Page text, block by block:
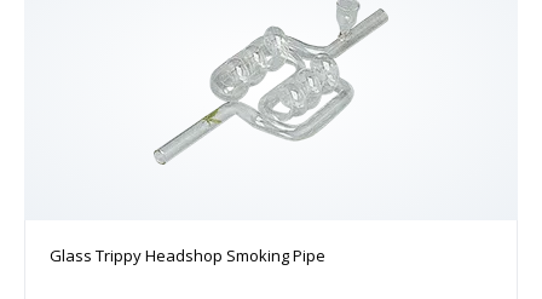
Glass Trippy Headshop Smoking Pipe